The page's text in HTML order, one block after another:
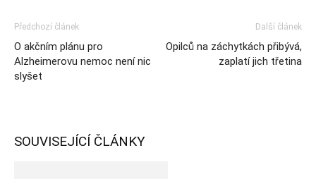
Předchozí článek
O akčním plánu pro
Alzheimerovu nemoc není nic
slyšet
Další článek
Opilců na záchytkách přibývá,
zaplatí jich třetina
SOUVISEJÍCÍ ČLÁNKY